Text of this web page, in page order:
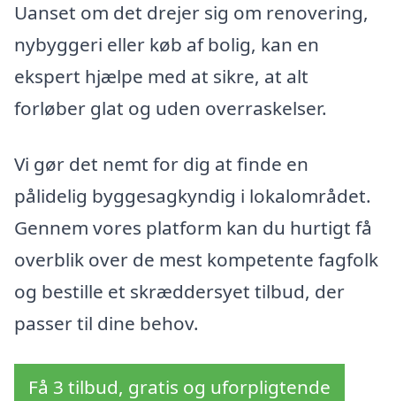
Uanset om det drejer sig om renovering,
nybyggeri eller køb af bolig, kan en
ekspert hjælpe med at sikre, at alt
forløber glat og uden overraskelser.
Vi gør det nemt for dig at finde en
pålidelig byggesagkyndig i lokalområdet.
Gennem vores platform kan du hurtigt få
overblik over de mest kompetente fagfolk
og bestille et skræddersyet tilbud, der
passer til dine behov.
Få 3 tilbud, gratis og uforpligtende